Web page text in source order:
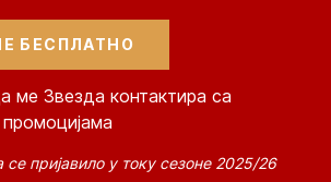
ме Звезда контактира са
се пријавило у току сезоне 2025/26